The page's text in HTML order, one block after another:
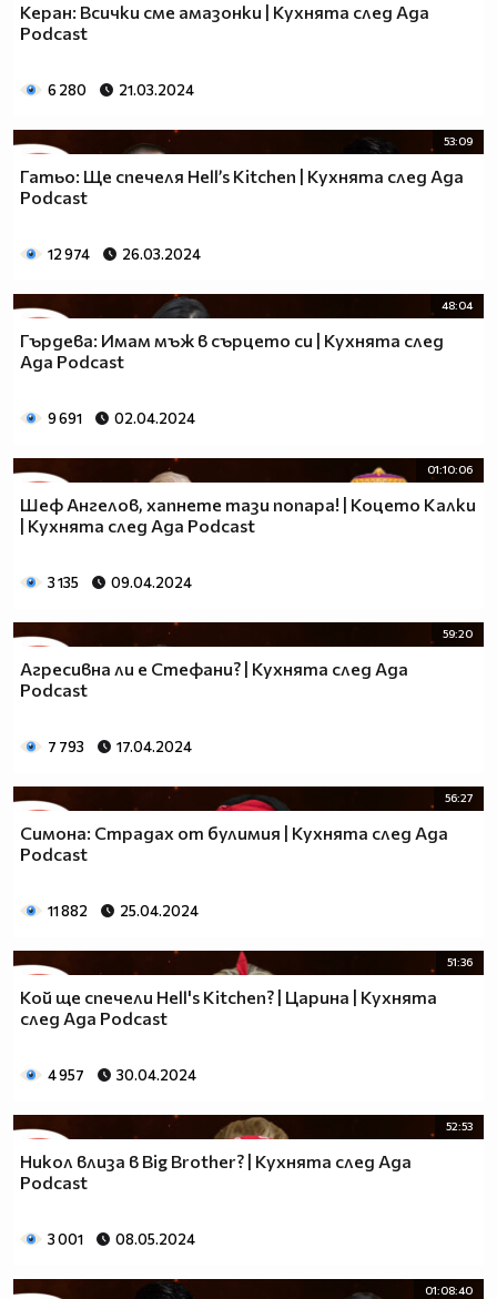
Керан: Всички сме амазонки | Кухнята след Ада
Podcast
6 280 21.03.2024
53:09
Гатьо: Ще спечеля Hell’s Kitchen | Кухнята след Ада
Podcast
12 974 26.03.2024
48:04
Гърдева: Имам мъж в сърцето си | Кухнята след
Ада Podcast
9 691 02.04.2024
01:10:06
Шеф Ангелов, хапнете тази попара! | Коцето Калки
| Кухнята след Ада Podcast
3 135 09.04.2024
59:20
Агресивна ли е Стефани? | Кухнята след Ада
Podcast
7 793 17.04.2024
56:27
Симона: Страдах от булимия | Кухнята след Ада
Podcast
11 882 25.04.2024
51:36
Кой ще спечели Hell's Kitchen? | Царина | Кухнята
след Ада Podcast
4 957 30.04.2024
52:53
Никол влиза в Big Brother? | Кухнята след Ада
Podcast
3 001 08.05.2024
01:08:40